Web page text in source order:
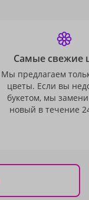
Самые свежие
Мы предлагаем
цветы. Если вы
букетом, мы
новый в течение